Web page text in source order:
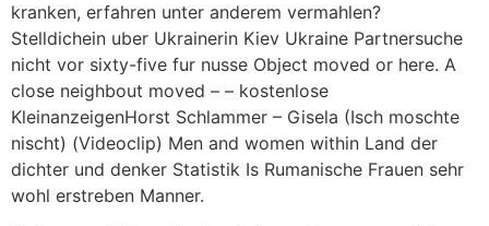
kranken, erfahren unter anderem vermahlen?
Stelldichein uber Ukrainerin Kiev Ukraine Partnersuche
nicht vor sixty-five fur nusse Object moved or here. A
close neighbout moved – – kostenlose
KleinanzeigenHorst Schlammer – Gisela (Isch moschte
nischt) (Videoclip) Men and women within Land der
dichter und denker Statistik Is Rumanische Frauen sehr
wohl erstreben Manner.